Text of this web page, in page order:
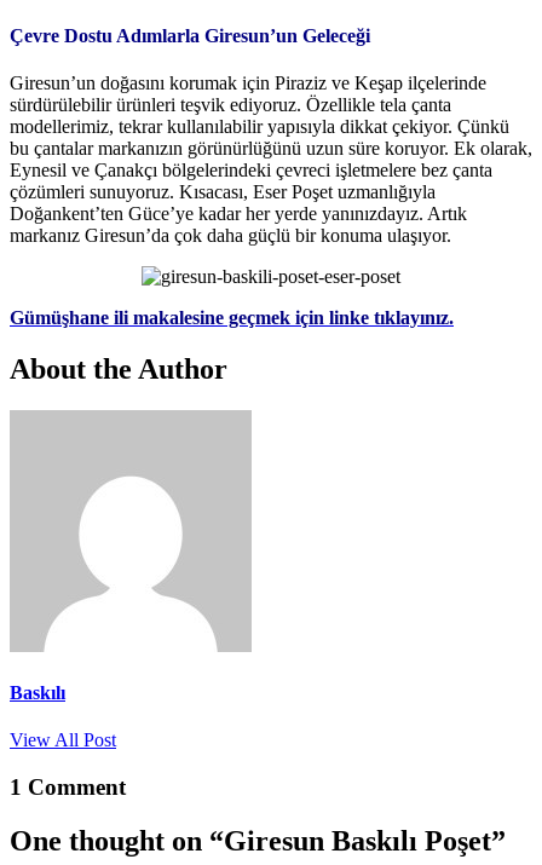
Çevre Dostu Adımlarla Giresun’un Geleceği
Giresun’un doğasını korumak için Piraziz ve Keşap ilçelerinde
sürdürülebilir ürünleri teşvik ediyoruz. Özellikle tela çanta
modellerimiz, tekrar kullanılabilir yapısıyla dikkat çekiyor. Çünkü
bu çantalar markanızın görünürlüğünü uzun süre koruyor. Ek olarak,
Eynesil ve Çanakçı bölgelerindeki çevreci işletmelere bez çanta
çözümleri sunuyoruz. Kısacası, Eser Poşet uzmanlığıyla
Doğankent’ten Güce’ye kadar her yerde yanınızdayız. Artık
markanız Giresun’da çok daha güçlü bir konuma ulaşıyor.
Gümüşhane ili makalesine geçmek için linke tıklayınız.
About the Author
Baskılı
View All Post
1 Comment
One thought on “Giresun Baskılı Poşet”